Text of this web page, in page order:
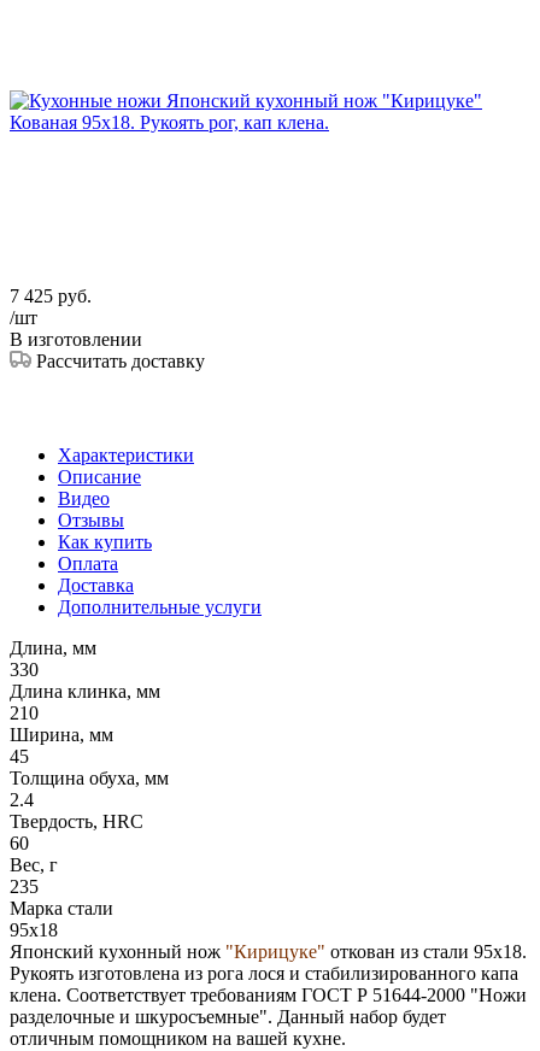
7 425 руб.
/шт
В изготовлении
Рассчитать доставку
Характеристики
Описание
Видео
Отзывы
Как купить
Оплата
Доставка
Дополнительные услуги
Длина, мм
330
Длина клинка, мм
210
Ширина, мм
45
Толщина обуха, мм
2.4
Твердость, HRC
60
Вес, г
235
Марка стали
95х18
Японский кухонный нож "Кирицуке" откован из стали 95х18.
Рукоять изготовлена из рога лося и стабилизированного капа
клена. Соответствует требованиям ГОСТ Р 51644-2000 "Ножи
разделочные и шкуросъемные". Данный набор будет
отличным помощником на вашей кухне.